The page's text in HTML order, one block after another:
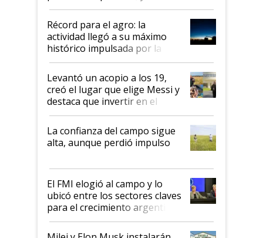
el agro aportó casi seis de cada
diez dólares y sostuvo el
liderazgo en un semestre
récord
Récord para el agro: la
actividad llegó a su máximo
histórico impulsada por la
cosecha y las exportaciones
Levantó un acopio a los 19,
creó el lugar que elige Messi y
destaca que invertir en el
kirchnerismo era como "darle
plata a un hijo para droga":
Juan Félix Rossetti, el libertario
que de una dura crisis salió
de Milei
La confianza del campo sigue
alta, aunque perdió impulso
El FMI elogió al campo y lo
ubicó entre los sectores claves
para el crecimiento argentino